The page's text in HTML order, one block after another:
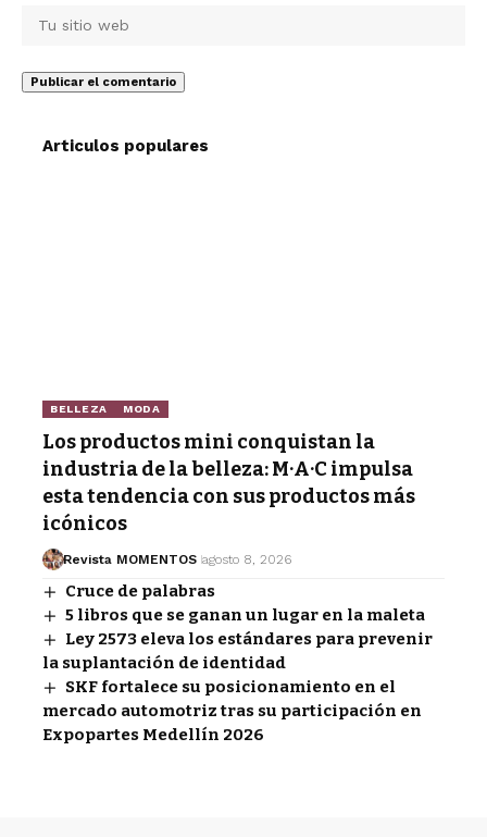
Articulos populares
BELLEZA MODA
Los productos mini conquistan la
industria de la belleza: M·A·C impulsa
esta tendencia con sus productos más
icónicos
Revista MOMENTOS agosto 8, 2026
Cruce de palabras
5 libros que se ganan un lugar en la maleta
Ley 2573 eleva los estándares para prevenir
la suplantación de identidad
SKF fortalece su posicionamiento en el
mercado automotriz tras su participación en
Expopartes Medellín 2026